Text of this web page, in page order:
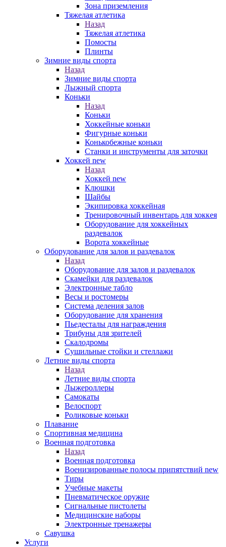
Зона приземления
Тяжелая атлетика
Назад
Тяжелая атлетика
Помосты
Плинты
Зимние виды спорта
Назад
Зимние виды спорта
Лыжный спорта
Коньки
Назад
Коньки
Хоккейные коньки
Фигурные коньки
Конькобежные коньки
Станки и инструменты для заточки
Хоккей new
Назад
Хоккей new
Клюшки
Шайбы
Экипировка хоккейная
Тренировочный инвентарь для хоккея
Оборудование для хоккейных
раздевалок
Ворота хоккейные
Оборудование для залов и раздевалок
Назад
Оборудование для залов и раздевалок
Скамейки для раздевалок
Электронные табло
Весы и ростомеры
Система деления залов
Оборудование для хранения
Пьедесталы для награждения
Трибуны для зрителей
Скалодромы
Сушильные стойки и стеллажи
Летние виды спорта
Назад
Летние виды спорта
Лыжероллеры
Самокаты
Велоспорт
Роликовые коньки
Плавание
Спортивная медицина
Военная подготовка
Назад
Военная подготовка
Военизированные полосы припятствий new
Тиры
Учебные макеты
Пневматическое оружие
Сигнальные пистолеты
Медицинские наборы
Электронные тренажеры
Савушка
Услуги